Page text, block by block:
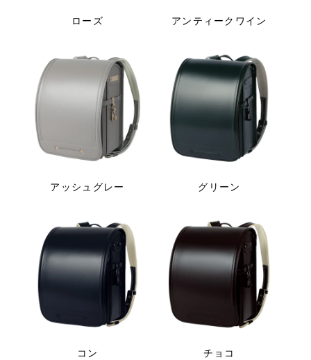
ローズ アンティークワイン
アッシュグレー グリーン
コン チョコ